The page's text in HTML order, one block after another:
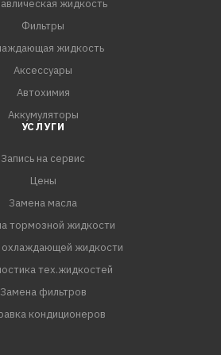
жидкость
Фильтры
жидкость
Аксессуары
Автохимия
Аккумуляторы
УСЛУГИ
Запись на сервис
Цены
Замена масла
тормозной жидкости
охлаждающей жидкости
тех.жидкостей
Замена фильтров
кондиционеров